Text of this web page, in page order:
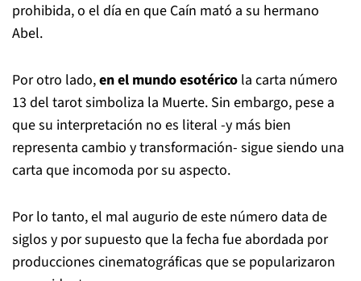
prohibida, o el día en que Caín mató a su hermano
Abel.
Por otro lado,en el mundo esotérico la carta número
13 del tarot simboliza la Muerte. Sin embargo, pese a
que su interpretación no es literal -y más bien
representa cambio y transformación- sigue siendo una
carta que incomoda por su aspecto.
Por lo tanto, el mal augurio de este número data de
siglos y por supuesto que la fecha fue abordada por
producciones cinematográficas que se popularizaron